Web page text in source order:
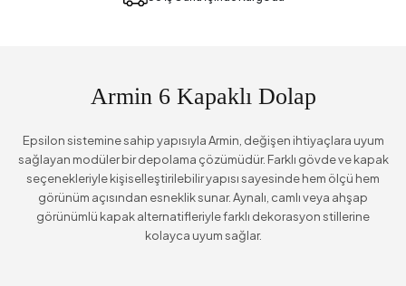
Armin 6 Kapaklı Dolap
Epsilon sistemine sahip yapısıyla Armin, değişen ihtiyaçlara uyum
sağlayan modüler bir depolama çözümüdür. Farklı gövde ve kapak
seçenekleriyle kişiselleştirilebilir yapısı sayesinde hem ölçü hem
görünüm açısından esneklik sunar. Aynalı, camlı veya ahşap
görünümlü kapak alternatifleriyle farklı dekorasyon stillerine
kolayca uyum sağlar.